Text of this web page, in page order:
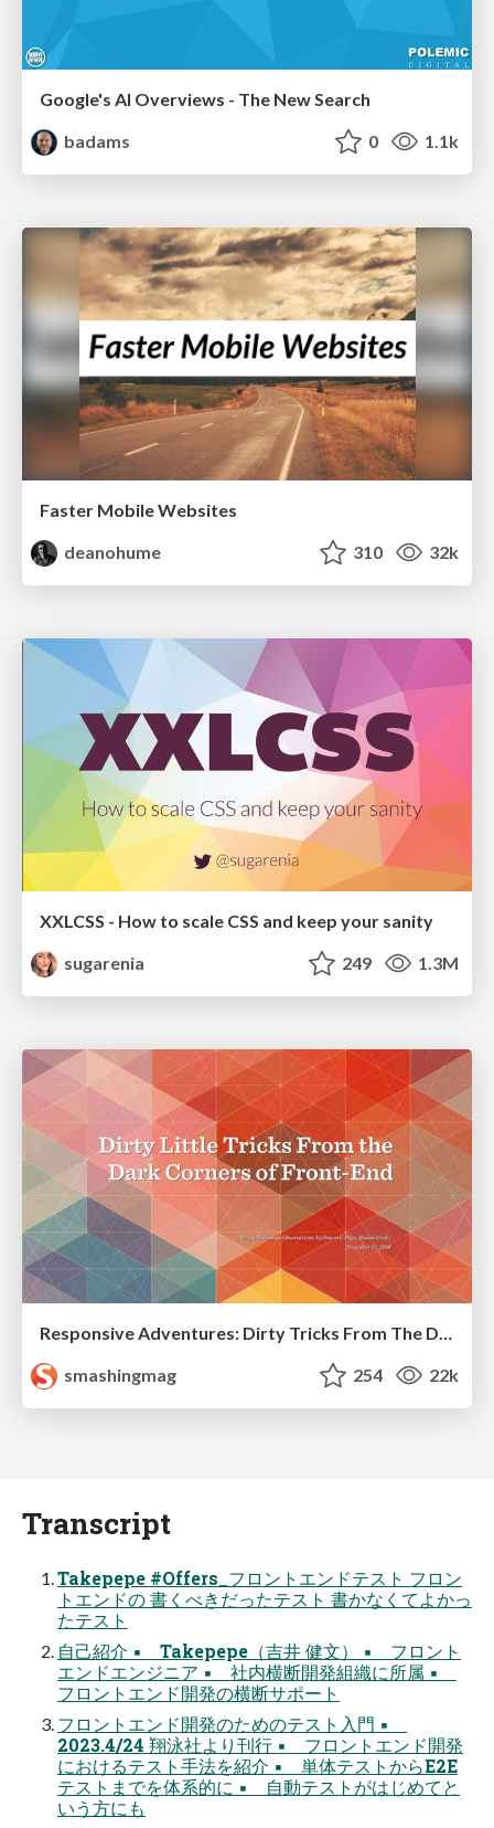
Google's AI Overviews - The New Search
badams
0 1.1k
Faster Mobile Websites
deanohume
310 32k
XXLCSS - How to scale CSS and keep your sanity
sugarenia
249 1.3M
smashingmag
254 22k
Transcript
Takepepe #Offers_フロントエンドテスト フロン
トエンドの 書くべきだったテスト 書かなくてよかっ
たテスト
自己紹介 ▪ Takepepe（吉井 健文） ▪ フロント
エンドエンジニア ▪ 社内横断開発組織に所属 ▪
フロントエンド開発の横断サポート
フロントエンド開発のためのテスト入門 ▪
2023.4/24 翔泳社より刊行 ▪ フロントエンド開発
におけるテスト手法を紹介 ▪ 単体テストからE2E
テストまでを体系的に ▪ 自動テストがはじめてと
いう方にも